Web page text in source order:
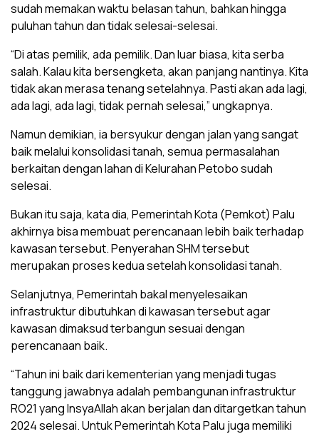
sudah memakan waktu belasan tahun, bahkan hingga
puluhan tahun dan tidak selesai-selesai.
“Di atas pemilik, ada pemilik. Dan luar biasa, kita serba
salah. Kalau kita bersengketa, akan panjang nantinya. Kita
tidak akan merasa tenang setelahnya. Pasti akan ada lagi,
ada lagi, ada lagi, tidak pernah selesai,” ungkapnya.
Namun demikian, ia bersyukur dengan jalan yang sangat
baik melalui konsolidasi tanah, semua permasalahan
berkaitan dengan lahan di Kelurahan Petobo sudah
selesai.
Bukan itu saja, kata dia, Pemerintah Kota (Pemkot) Palu
akhirnya bisa membuat perencanaan lebih baik terhadap
kawasan tersebut. Penyerahan SHM tersebut
merupakan proses kedua setelah konsolidasi tanah.
Selanjutnya, Pemerintah bakal menyelesaikan
infrastruktur dibutuhkan di kawasan tersebut agar
kawasan dimaksud terbangun sesuai dengan
perencanaan baik.
“Tahun ini baik dari kementerian yang menjadi tugas
tanggung jawabnya adalah pembangunan infrastruktur
RO21 yang InsyaAllah akan berjalan dan ditargetkan tahun
2024 selesai. Untuk Pemerintah Kota Palu juga memiliki